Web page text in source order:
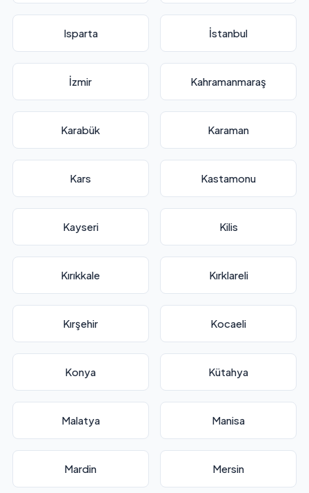
Isparta İstanbul
İzmir Kahramanmaraş
Karabük Karaman
Kars Kastamonu
Kayseri Kilis
Kırıkkale Kırklareli
Kırşehir Kocaeli
Konya Kütahya
Malatya Manisa
Mardin Mersin